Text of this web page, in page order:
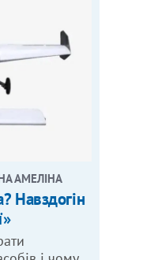
АМЕЛІНА
Навздогін